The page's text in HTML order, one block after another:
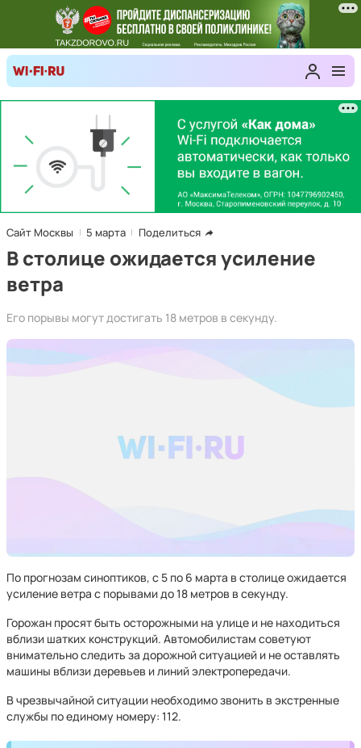
Сайт Москвы 5 марта Поделиться
В столице ожидается усиление
ветра
Его порывы могут достигать 18 метров в секунду.
По прогнозам синоптиков, с 5 по 6 марта в столице ожидается
усиление ветра с порывами до 18 метров в секунду.
Горожан просят быть осторожными на улице и не находиться
вблизи шатких конструкций. Автомобилистам советуют
внимательно следить за дорожной ситуацией и не оставлять
машины вблизи деревьев и линий электропередачи.
В чрезвычайной ситуации необходимо звонить в экстренные
службы по единому номеру: 112.